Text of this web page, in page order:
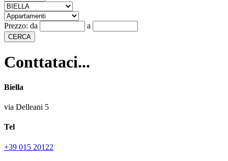
Prezzo: da a
CERCA
Conttataci...
Biella
via Delleani 5
Tel
+39 015 20122